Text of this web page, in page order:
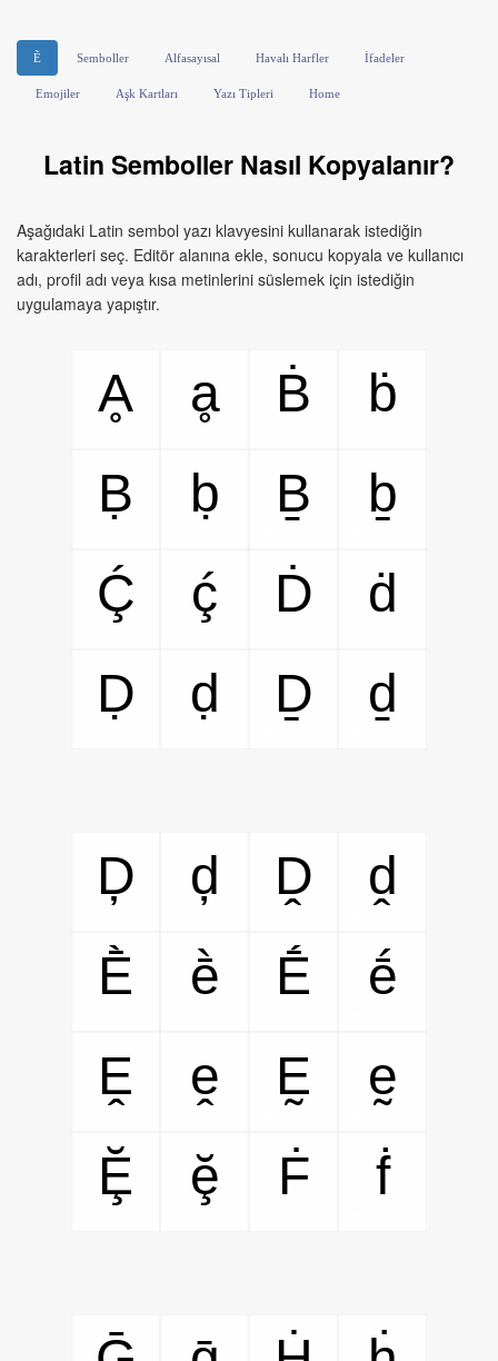
Ẽ Semboller Alfasayısal Havalı Harfler İfadeler
Emojiler Aşk Kartları Yazı Tipleri Home
Latin Semboller Nasıl Kopyalanır?
Aşağıdaki Latin sembol yazı klavyesini kullanarak istediğin
karakterleri seç. Editör alanına ekle, sonucu kopyala ve kullanıcı
adı, profil adı veya kısa metinlerini süslemek için istediğin
uygulamaya yapıştır.
Ḁ ḁ Ḃ
ḃ
Ḅ
ḅ Ḇ
ḇ
Ḉ
ḉ Ḋ
ḋ
Ḍ
ḍ Ḏ ḏ
Ḑ ḑ Ḓ
ḓ
Ḕ
ḕ Ḗ
ḗ
Ḙ
ḙ Ḛ
ḛ
Ḝ
ḝ Ḟ ḟ